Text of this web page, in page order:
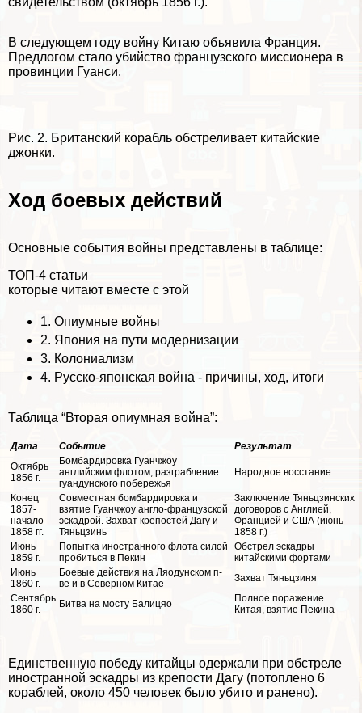
В следующем году войну Китаю объявила Франция.
Предлогом стало убийство французского миссионера в
провинции Гуанси.
Рис. 2. Британский корабль обстреливает китайские
джонки.
Ход боевых действий
Основные события войны представлены в таблице:
ТОП-4 статьи
которые читают вместе с этой
1. Опиумные войны
2. Япония на пути модернизации
3. Колониализм
4. Русско-японская война - причины, ход, итоги
Таблица “Вторая опиумная война”:
Дата Событие
Результат
Октябрь
1856 г.
Бомбардировка Гуанчжоу
английским флотом, разграбление
гуандунского побережья
Народное восстание
Конец
1857-
начало
1858 гг.
Совместная бомбардировка и
взятие Гуанчжоу англо-французской
эскадрой. Захват крепостей Дагу и
Тяньцзинь
Заключение Тяньцзинских
договоров с Англией,
Францией и США (июнь
1858 г.)
Июнь
1859 г.
Попытка иностранного флота силой
пробиться в Пекин
Обстрел эскадры
китайскими фортами
Июнь
1860 г.
Боевые действия на Ляодунском п-
ве и в Северном Китае
Захват Тяньцзиня
Сентябрь
1860 г.
Битва на мосту Балицяо
Полное поражение
Китая, взятие Пекина
Единственную победу китайцы одержали при обстреле
иностранной эскадры из крепости Дагу (потоплено 6
кораблей, около 450 человек было убито и ранено).